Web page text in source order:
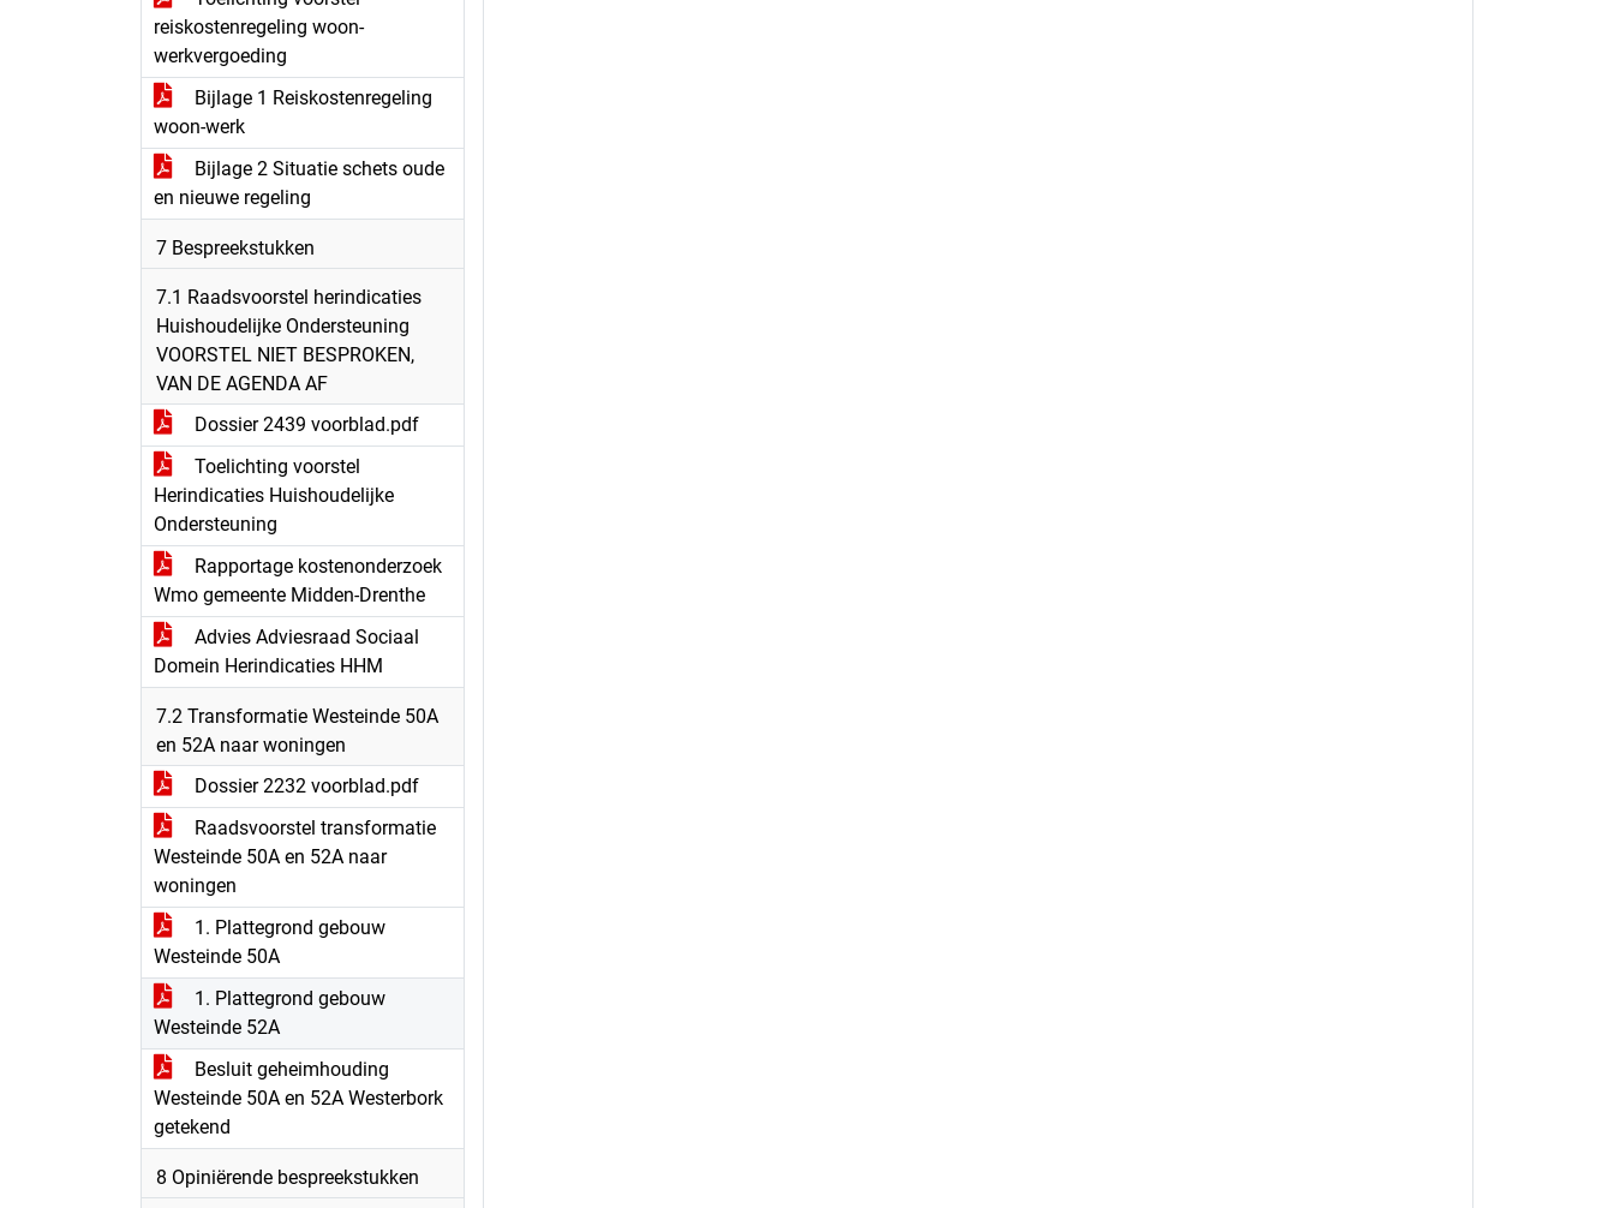
reiskostenregeling woon-
werkvergoeding
Bijlage 1 Reiskostenregeling
woon-werk
Bijlage 2 Situatie schets oude
en nieuwe regeling
7 Bespreekstukken
7.1 Raadsvoorstel herindicaties
Huishoudelijke Ondersteuning
VOORSTEL NIET BESPROKEN,
VAN DE AGENDA AF
Dossier 2439 voorblad.pdf
Toelichting voorstel
Herindicaties Huishoudelijke
Ondersteuning
Rapportage kostenonderzoek
Wmo gemeente Midden-Drenthe
Advies Adviesraad Sociaal
Domein Herindicaties HHM
7.2 Transformatie Westeinde 50A
en 52A naar woningen
Dossier 2232 voorblad.pdf
Raadsvoorstel transformatie
Westeinde 50A en 52A naar
woningen
1. Plattegrond gebouw
Westeinde 50A
1. Plattegrond gebouw
Westeinde 52A
Besluit geheimhouding
Westeinde 50A en 52A Westerbork
getekend
8 Opiniërende bespreekstukken